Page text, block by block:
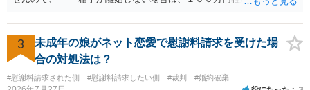
今年に再婚したが主人はお金に厳しい為、一括で220万円を支払う事は
困難 仮に裁判で敗訴した場合でも、分割払いになる可能性はあります
か。 ⇒判決となり敗訴してしまった場合は、強制執行により不動産等
の財産を差し押さえられ、そこから債権回収が図られることになりま
すが、 和解であれば柔軟な解決が可能ですので、その場合は分割払
いにより支払うことも十分可能です。 ⑤ このような事情であれば、私
するデメリットはありますから（経済的、時間的、精神的負担等）、
反対にご自身が、裁判も辞さずという姿勢を示すことで、プラス
に働く可能性は有り得ます。 交渉で解決する多くの場合は、相手
が弁護士に依頼しているケースで、５０万円以下で合意できる場合は
稀であると思います。 通常は、６０万円から８０万円程度になる
3
未成年の娘がネット恋愛で慰謝料請求を受けた場
合の対処法は？
#慰謝料請求された側 #慰謝料請求したい側 #裁判 #婚約破棄